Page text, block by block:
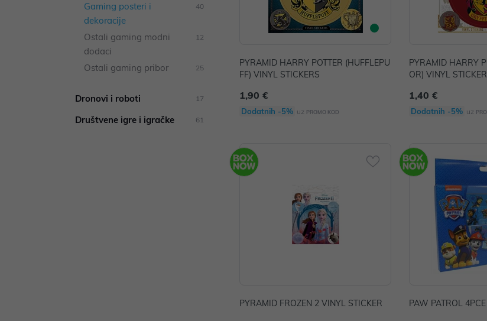
Gaming posteri i
dekoracije
40
Ostali gaming modni
dodaci
12
Ostali gaming pribor 25
Dronovi i roboti 17
Društvene igre i igračke 61
PYRAMID HARRY POTTER (HUFFLEPU
FF) VINYL STICKERS
1,90 €
Dodatnih -5% uz PROMO KOD
PYRAMID HARRY
OR) VINYL STICKER
1,40 €
Dodatnih -5% uz
PYRAMID FROZEN 2 VINYL STICKER PAW PATROL